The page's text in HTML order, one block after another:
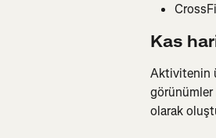
Kas
Aktivitenin
görünümler
olarak